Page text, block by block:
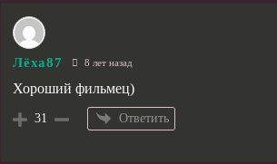
Лёха87 8 лет назад
Хороший фильмец)
31 Ответить